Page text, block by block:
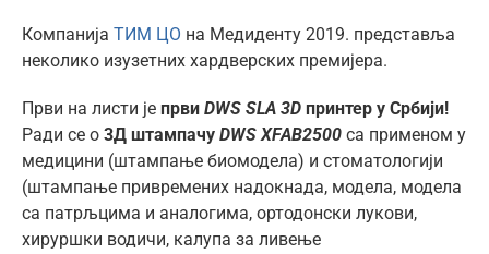
Компанија ТИМ ЦО на Медиденту 2019. представља
неколико изузетних хардверских премијера.
Први на листи је први DWS SLA 3D принтер у Србији!
Ради се о 3Д штампачу DWS XFAB2500 са применом у
медицини (штампање биомодела) и стоматологији
(штампање привремених надокнада, модела, модела
са патрљцима и аналогима, ортодонски лукови,
хируршки водичи, калупа за ливење